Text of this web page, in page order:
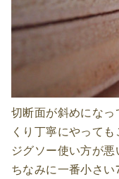
切断面が斜めにな
くり丁寧にやって
ジグソー使い方が悪
ちなみに一番小さ